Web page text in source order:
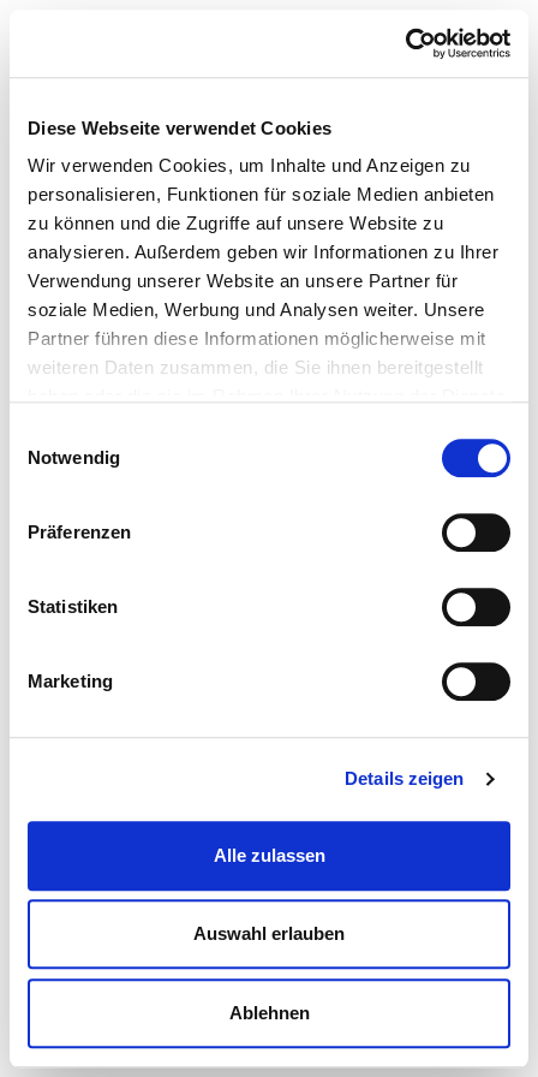
Diese Webseite verwendet Cookies
Wir verwenden Cookies, um Inhalte und Anzeigen zu
personalisieren, Funktionen für soziale Medien anbieten
zu können und die Zugriffe auf unsere Website zu
analysieren. Außerdem geben wir Informationen zu Ihrer
Verwendung unserer Website an unsere Partner für
soziale Medien, Werbung und Analysen weiter. Unsere
Partner führen diese Informationen möglicherweise mit
weiteren Daten zusammen, die Sie ihnen bereitgestellt
Notwendig
Präferenzen
Statistiken
Marketing
Details zeigen
Alle zulassen
Auswahl erlauben
Ablehnen